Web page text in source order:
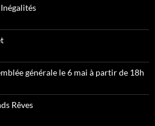
générale le 6 mai à partir de 18h
Rêves